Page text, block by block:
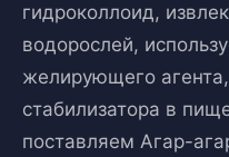
гидроколлоид,
водорослей,
желирующего агента,
стабилизатора в
поставляем Агар-